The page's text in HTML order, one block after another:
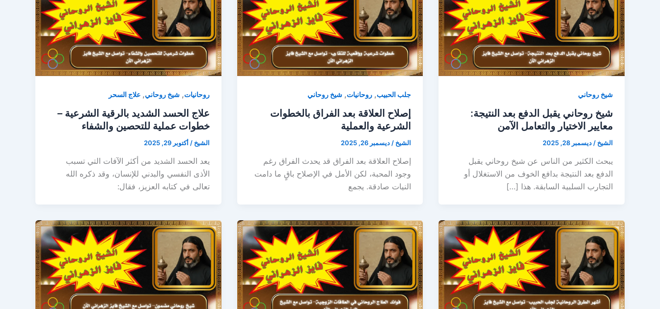
شيخ روحاني
شيخ روحاني يقبل الدفع بعد النتيجة:
معايير الاختيار والتعامل الآمن
الشيخ / ديسمبر 28, 2025
يبحث الكثير من الناس عن شيخ روحاني يقبل
الدفع بعد النتيجة بدافع الخوف من الاستغلال أو
التجارب السلبية السابقة. هذا […]
جلب الحبيب, روحانيات, شيخ روحاني
إصلاح العلاقة بعد الفراق بالخطوات
الشرعية والعملية
الشيخ / ديسمبر 26, 2025
إصلاح العلاقة بعد الفراق قد يحدث الفراق رغم
وجود المحبة، لكن الأمل في الإصلاح باقٍ ما دامت
النيات صادقة. يجمع
روحانيات,شيخ روحاني,علاج السحر
علاج الحسد الشديد بالرقية الشرعية –
خطوات عملية للتحصين والشفاء
الشيخ/أكتوبر 29, 2025
يعد الحسد الشديد من أكثر الآفات التي تسبب
الأذى النفسي والبدني للإنسان، وقد ذكره الله
تعالى في كتابه العزيز، فقال: